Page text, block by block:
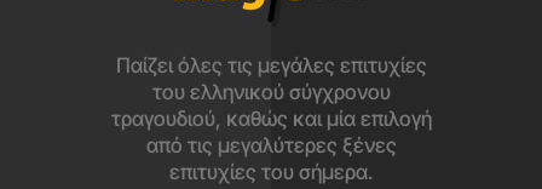
Παίζει όλες τις μεγάλες επιτυχίες
του ελληνικού σύγχρονου
τραγουδιού, καθώς και μία επιλογή
από τις μεγαλύτερες ξένες
επιτυχίες του σήμερα.